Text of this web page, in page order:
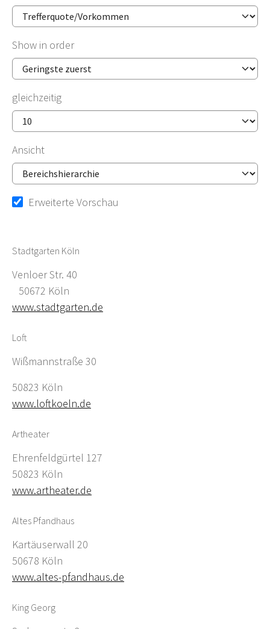
Show in order
gleichzeitig
Ansicht
Erweiterte Vorschau
Stadtgarten Köln
Venloer Str. 40
50672 Köln
www.stadtgarten.de
Loft
Wißmannstraße 30
50823 Köln
www.loftkoeln.de
Artheater
Ehrenfeldgürtel 127
50823 Köln
www.artheater.de
Altes Pfandhaus
Kartäuserwall 20
50678 Köln
www.altes-pfandhaus.de
King Georg